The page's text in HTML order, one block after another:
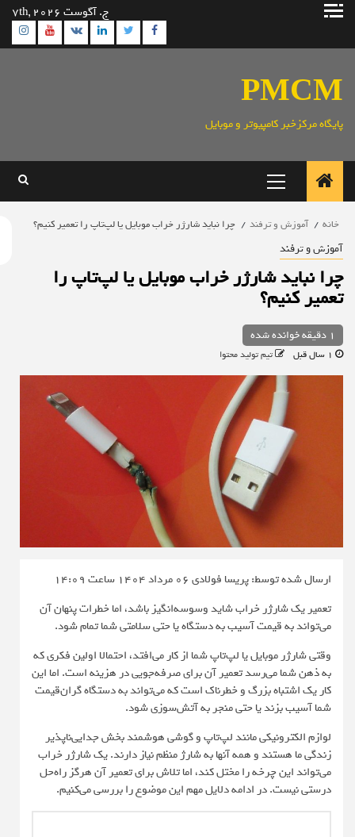
ج. آگوست 7th, 2026
Facebook
Twitter
Linkedin
VK
مرکزخبر کامپیوتر و موبایل
اصلی
خانه آموزش و ترفند چرا نباید شارژر خراب موبایل یا لپ‌تاپ را تعمیر کنیم؟
و ترفند
نباید شارژر خراب موبایل یا لپ‌تاپ را
کنیم؟
تیم تولید محتوا
ارسال شده توسط: پریسا فولادی06 مرداد 1404 ساعت 14:09
تعمیر یک شارژر خراب شاید وسوسه‌انگیز باشد، اما خطرات پنهان آن
می‌تواند به قیمت آسیب به دستگاه یا حتی سلامتی شما تمام شود.
وقتی شارژر موبایل یا لپ‌تاپ شما از کار می‌افتد، احتمالا اولین فکری که
به ذهن شما می‌رسد تعمیر آن برای صرفه‌جویی در هزینه است. اما این
کار یک اشتباه بزرگ و خطرناک است که می‌تواند به دستگاه گران‌قیمت
شما آسیب بزند یا حتی منجر به آتش‌سوزی شود.
لوازم الکترونیکی مانند لپ‌تاپ و گوشی هوشمند بخش جدایی‌ناپذیر
زندگی ما هستند و همه آنها به شارژ منظم نیاز دارند. یک شارژر خراب
می‌تواند این چرخه را مختل کند، اما تلاش برای تعمیر آن هرگز راه‌حل
درستی نیست. در ادامه دلایل مهم این موضوع را بررسی می‌کنیم.